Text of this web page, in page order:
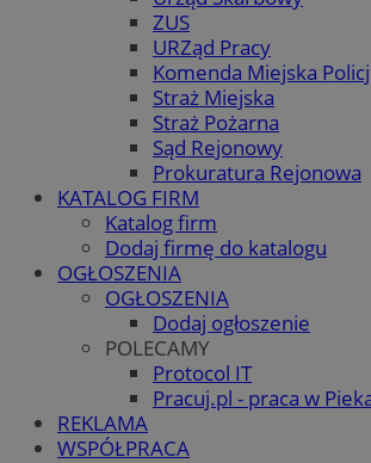
ZUS
URZąd Pracy
Komenda Miejska
Straż Miejska
Straż Pożarna
Sąd Rejonowy
Prokuratura Rejonowa
KATALOG FIRM
Katalog firm
Dodaj firmę do katalogu
OGŁOSZENIA
OGŁOSZENIA
Dodaj ogłoszenie
POLECAMY
Protocol IT
Pracuj.pl - praca w
REKLAMA
WSPÓŁPRACA